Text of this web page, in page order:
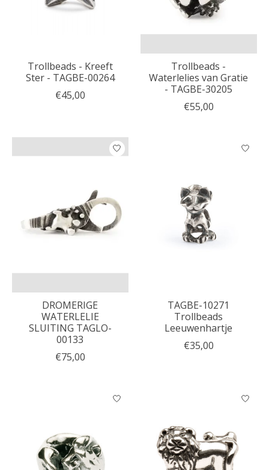
Trollbeads - Kreeft
Ster - TAGBE-00264
€45,00
Trollbeads -
Waterlelies van Gratie
- TAGBE-30205
€55,00
DROMERIGE
WATERLELIE
SLUITING TAGLO-
00133
€75,00
TAGBE-10271
Trollbeads
Leeuwenhartje
€35,00